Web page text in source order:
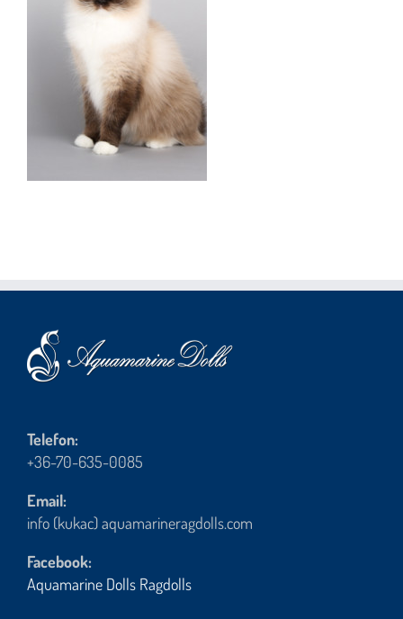
Telefon:
+36-70-635-0085
Email:
info (kukac) aquamarineragdolls.com
Facebook:
Aquamarine Dolls Ragdolls